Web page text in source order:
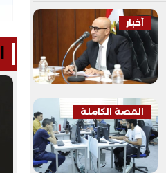
أخبار
القصة الكاملة